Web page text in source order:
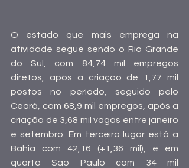
O estado que mais emprega na
atividade segue sendo o Rio Grande
do Sul, com 84,74 mil empregos
diretos, após a criação de 1,77 mil
postos no período, seguido pelo
Ceará, com 68,9 mil empregos, após a
criação de 3,68 mil vagas entre janeiro
e setembro. Em terceiro lugar está a
Bahia com 42,16 (+1,36 mil), e em
quarto São Paulo com 34 mil